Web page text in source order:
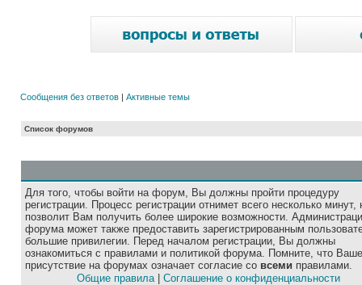
Сообщения без ответов | Активные темы
Список форумов
Для того, чтобы войти на форум, Вы должны пройти процедуру
регистрации. Процесс регистрации отнимет всего несколько минут,
позволит Вам получить более широкие возможности.
форума может также предоставить зарегистрированным
большие привилегии. Перед началом регистрации, Вы должны
ознакомиться с правилами и политикой форума. Помните, что Ваше
присутствие на форумах означает согласие со всеми правилами.
Общие правила| Соглашение о конфиденциальности